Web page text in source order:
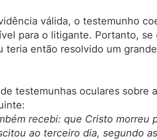
válida, o testemunho
para o litigante. Portanto,
então resolvido um
testemunhas oculares sobre
recebi: que Cristo morreu
ao terceiro dia, segundo